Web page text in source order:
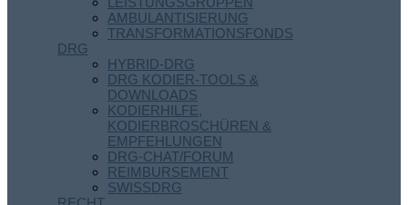
AMBULANTISIERUNG
TRANSFORMATIONSFONDS
DRG
HYBRID-DRG
DRG KODIER-TOOLS &
DOWNLOADS
KODIERHILFE,
KODIERBROSCHÜREN &
EMPFEHLUNGEN
DRG-CHAT/FORUM
REIMBURSEMENT
SWISSDRG